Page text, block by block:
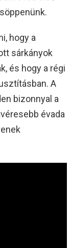
hogy a
sárkányok
és hogy a régi
A
bizonnyal a
évada